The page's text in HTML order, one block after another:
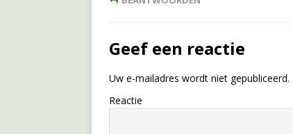
Geef een reactie
Uw e-mailadres wordt niet gepubliceerd.
Reactie